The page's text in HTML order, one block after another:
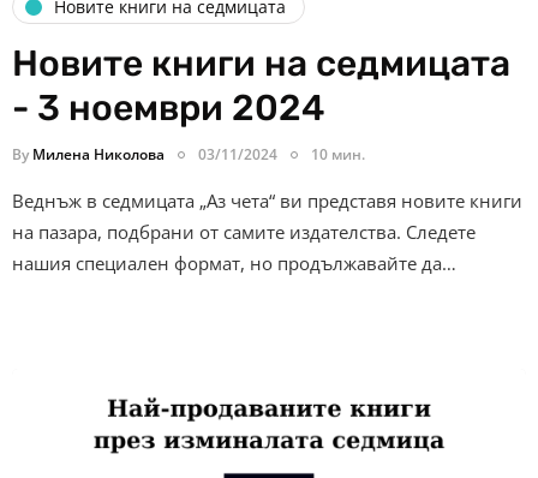
Новите книги на седмицата
Новите книги на седмицата
- 3 ноември 2024
By Милена Николова 03/11/2024 10 мин.
Веднъж в седмицата „Аз чета“ ви представя новите книги
на пазара, подбрани от самите издателства. Следете
нашия специален формат, но продължавайте да…